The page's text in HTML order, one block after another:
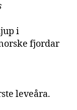
i
fjordar
leveåra.